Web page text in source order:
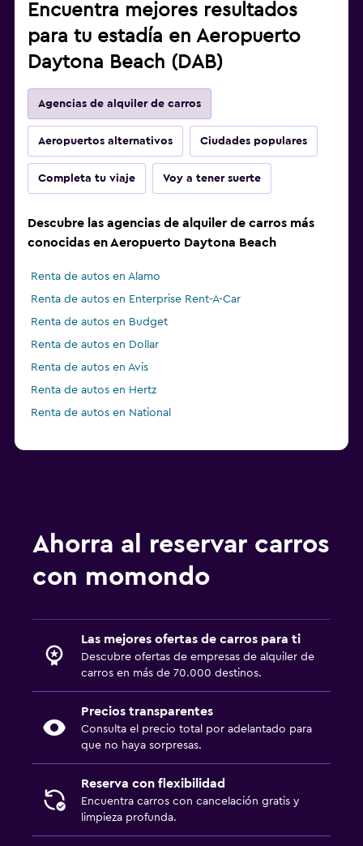
Encuentra mejores resultados
para tu estadía en Aeropuerto
Daytona Beach (DAB)
Agencias de alquiler de carros
Aeropuertos alternativos Ciudades populares
Completa tu viaje Voy a tener suerte
Descubre las agencias de alquiler de carros más
conocidas en Aeropuerto Daytona Beach
Renta de autos en Alamo
Renta de autos en Enterprise Rent-A-Car
Renta de autos en Budget
Renta de autos en Dollar
Renta de autos en Avis
Renta de autos en Hertz
Renta de autos en National
Ahorra al reservar carros
con momondo
Las mejores ofertas de carros para ti
Descubre ofertas de empresas de alquiler de
carros en más de 70.000 destinos.
Precios transparentes
Consulta el precio total por adelantado para
que no haya sorpresas.
Reserva con flexibilidad
Encuentra carros con cancelación gratis y
limpieza profunda.